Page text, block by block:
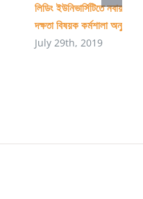
লিডিং ইউনিভার্সিটিতে
দক্ষতা বিষয়ক কর্মশালা অনুষ্ঠিত
July 29th, 2019